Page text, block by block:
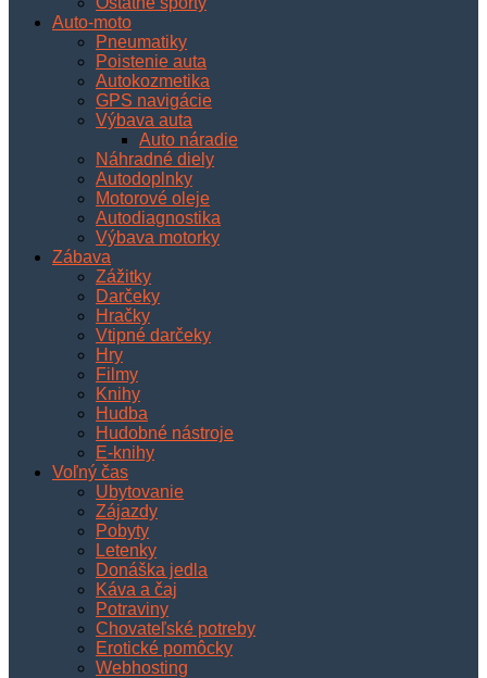
Auto-moto
Pneumatiky
Poistenie auta
Autokozmetika
GPS navigácie
Výbava auta
Auto náradie
Náhradné diely
Autodoplnky
Motorové oleje
Autodiagnostika
Výbava motorky
Zábava
Zážitky
Darčeky
Hračky
Vtipné darčeky
Hry
Filmy
Knihy
Hudba
Hudobné nástroje
E-knihy
Voľný čas
Ubytovanie
Zájazdy
Pobyty
Letenky
Donáška jedla
Káva a čaj
Potraviny
Chovateľské potreby
Erotické pomôcky
Webhosting